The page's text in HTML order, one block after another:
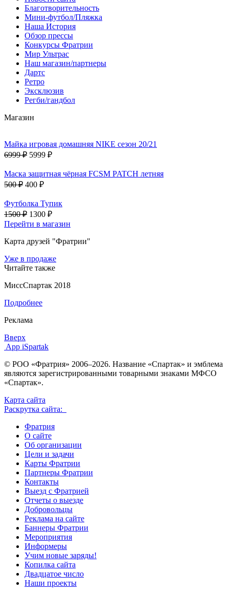
Благотворительность
Мини-футбол/Пляжка
Наша История
Обзор прессы
Конкурсы Фратрии
Мир Ультрас
Наш магазин/партнеры
Дартс
Ретро
Эксклюзив
Регби/гандбол
Магазин
Майка игровая домашняя NIKE сезон 20/21
6999 ₽ 5999 ₽
Маска защитная чёрная FCSM PATCH летняя
500 ₽ 400 ₽
Футболка Тупик
1500 ₽ 1300 ₽
Перейти в магазин
Карта друзей "Фратрии"
Уже в продаже
Читайте также
МиссСпартак 2018
Подробнее
Реклама
Вверх
App iSpartak
© РОО «Фратрия» 2006–2026. Название «Спартак» и эмблема
являются зарегистрированными товарными знаками МФСО
«Спартак».
Карта сайта
Раскрутка сайта:
Фратрия
О сайте
Об организации
Цели и задачи
Карты Фратрии
Партнеры Фратрии
Контакты
Выезд с Фратрией
Отчеты о выезде
Добровольцы
Реклама на сайте
Баннеры Фратрии
Мероприятия
Информеры
Учим новые заряды!
Копилка сайта
Двадцатое число
Наши проекты